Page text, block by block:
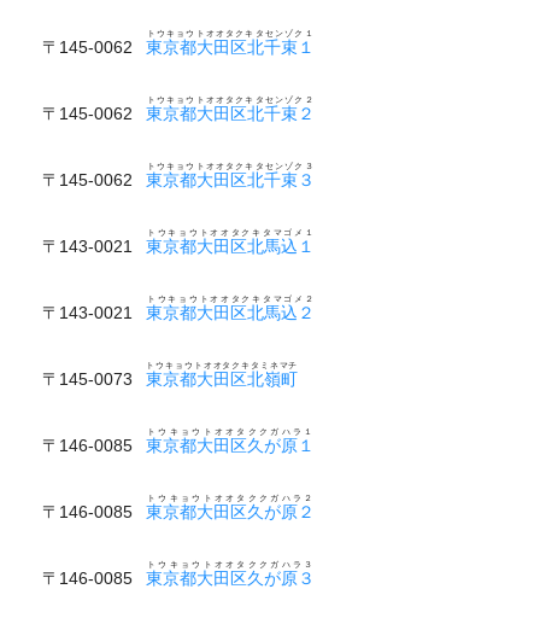
〒145-0062 東京都大田区北千束１
トウキョウトオオタクキタセンゾク１
〒145-0062 東京都大田区北千束２
トウキョウトオオタクキタセンゾク２
〒145-0062 東京都大田区北千束３
トウキョウトオオタクキタセンゾク３
〒143-0021 東京都大田区北馬込１
トウキョウトオオタクキタマゴメ１
〒143-0021 東京都大田区北馬込２
トウキョウトオオタクキタマゴメ２
〒145-0073 東京都大田区北嶺町
トウキョウトオオタクキタミネマチ
〒146-0085 東京都大田区久が原１
トウキョウトオオタククガハラ１
〒146-0085 東京都大田区久が原２
トウキョウトオオタククガハラ２
〒146-0085 東京都大田区久が原３
トウキョウトオオタククガハラ３